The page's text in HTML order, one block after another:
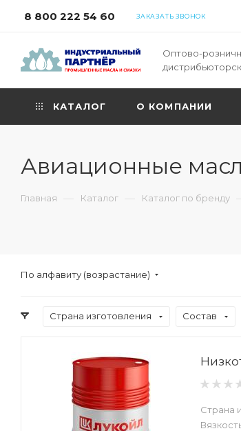
8 800 222 54 60 ЗАКАЗАТЬ ЗВОНОК
Оптово-
КАТАЛОГ О КОМПАНИИ
Авиационные
Главная — Каталог — Каталог по бренду
По алфавиту (возрастание)
Страна изготовления Состав
Страна